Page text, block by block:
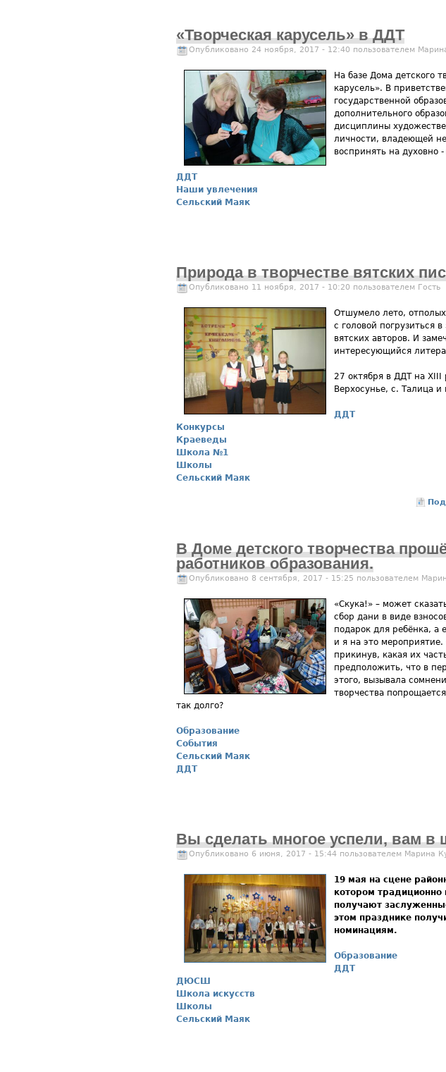
«Творческая карусель» в ДДТ
Опубликовано 24 ноября, 2017 - 12:40 пользователем
На базе Дома детского
карусель». В
государственной
дополнительного
дисциплины
личности, владеющей
воспринять на духовно
ДДТ
Наши увлечения
Сельский Маяк
Природа в творчестве вятских
Опубликовано 11 ноября, 2017 - 10:20 пользователем Гость
Отшумело лето,
с головой погрузиться
вятских авторов. И
интересующийся
27 октября в ДДТ на
Верхосунье, с. Талица
ДДТ
Конкурсы
Краеведы
Школа №1
Школы
Сельский Маяк
В Доме детского творчества
работников образования.
Опубликовано 8 сентября, 2017 - 15:25 пользователем
«Скука!» – может
сбор дани в виде
подарок для ребёнка, а
и я на это
прикинув, какая их
предположить, что в
этого, вызывала
творчества
так долго?
Образование
События
Сельский Маяк
ДДТ
Вы сделать многое успели, вам в
Опубликовано 6 июня, 2017 - 15:44 пользователем Марина
19 мая на сцене
котором традиционно
получают
этом празднике
номинациям.
Образование
ДДТ
ДЮСШ
Школа искусств
Школы
Сельский Маяк